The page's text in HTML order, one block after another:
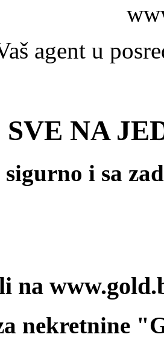
agent u
SVE NA
i sa
na
nekretnine